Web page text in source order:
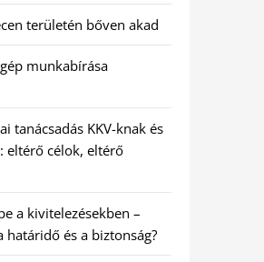
területén bőven akad
munkabírása
tanácsadás KKV-knak és
eltérő célok, eltérő
a kivitelezésekben –
és a biztonság?